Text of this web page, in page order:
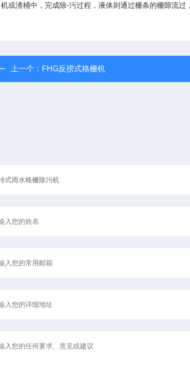
机或渣桶中，完成除-污过程，液体则通过栅条的栅隙流过
上一个： FHG反捞式格栅机